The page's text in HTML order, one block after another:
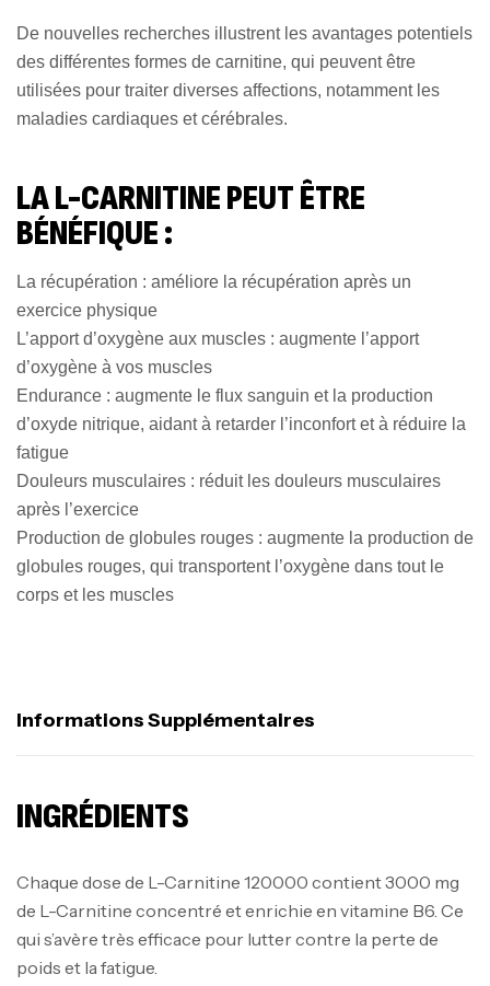
De nouvelles recherches illustrent les avantages potentiels
des différentes formes de carnitine, qui peuvent être
utilisées pour traiter diverses affections, notamment les
maladies cardiaques et cérébrales.
LA L-CARNITINE PEUT ÊTRE
BÉNÉFIQUE :
La récupération : améliore la récupération après un
exercice physique
L’apport d’oxygène aux muscles : augmente l’apport
d’oxygène à vos muscles
Endurance : augmente le flux sanguin et la production
d’oxyde nitrique, aidant à retarder l’inconfort et à réduire la
fatigue
Douleurs musculaires : réduit les douleurs musculaires
après l’exercice
Production de globules rouges : augmente la production de
globules rouges, qui transportent l’oxygène dans tout le
corps et les muscles
Informations Supplémentaires
INGRÉDIENTS
Chaque dose de L-Carnitine 120000 contient 3000 mg
de L-Carnitine concentré et enrichie en vitamine B6. Ce
qui s’avère très efficace pour lutter contre la perte de
poids et la fatigue.